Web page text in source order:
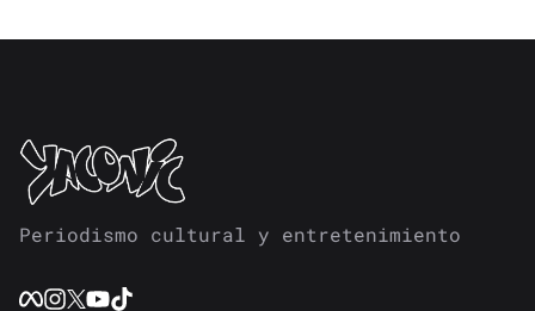
Periodismo cultural y entretenimiento